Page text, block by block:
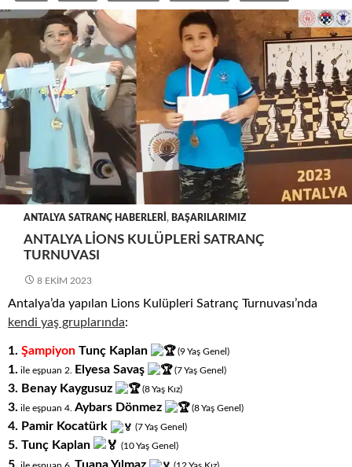
ANTALYA SATRANÇ HABERLERI , BAŞARILARIMIZ
ANTALYA LIONS KULÜPLERI SATRANÇ
TURNUVASI
8 EKIM 2023
Antalya’da yapılan Lions Kulüpleri Satranç Turnuvası’nda
kendi yaş gruplarında:
1. Şampiyon Tunç Kaplan (9Yaş Genel)
1. ile eşpuan 2. Elyesa Savaş (7Yaş Genel)
3. Benay Kaygusuz (8Yaş Kız)
3. ile eşpuan 4. Aybars Dönmez (8Yaş Genel)
4. Pamir Kocatürk (7Yaş Genel)
5. Tunç Kaplan (10Yaş Genel)